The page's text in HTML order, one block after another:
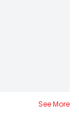
See More